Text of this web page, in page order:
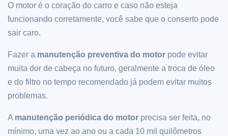
O motor é o coração do carro e caso não esteja
funcionando corretamente, você sabe que o conserto pode
sair caro.
Fazer a manutenção preventiva do motor pode evitar
muita dor de cabeça no futuro, geralmente a troca de óleo
e do filtro no tempo recomendado já podem evitar muitos
problemas.
A manutenção periódica do motor precisa ser feita, no
mínimo, uma vez ao ano ou a cada 10 mil quilômetros